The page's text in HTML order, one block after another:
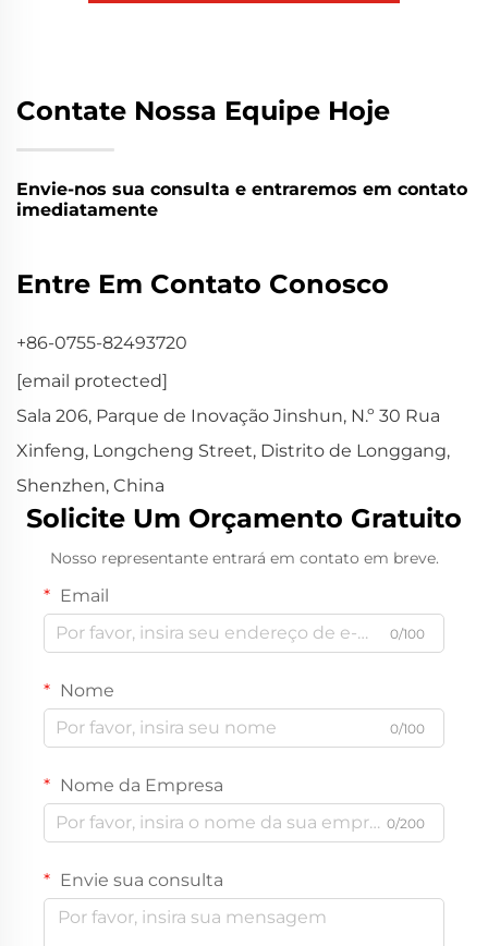
Contate Nossa Equipe Hoje
Envie-nos sua consulta e entraremos em contato
imediatamente
Entre Em Contato Conosco
+86-0755-82493720
[email protected]
Sala 206, Parque de Inovação Jinshun, N.º 30 Rua
Xinfeng, Longcheng Street, Distrito de Longgang,
Shenzhen, China
Solicite Um Orçamento Gratuito
Nosso representante entrará em contato em breve.
Email
0/100
Nome
0/100
Nome da Empresa
0/200
Envie sua consulta